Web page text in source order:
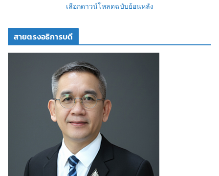
เลือกดาวน์โหลดฉบับย้อนหลัง
สายตรงอธิการบดี